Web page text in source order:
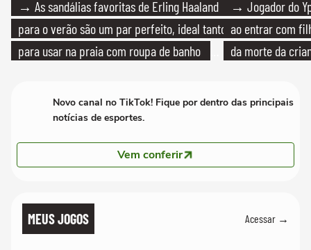
→ As sandálias favoritas de Erling Haaland
para o verão são um par perfeito, ideal tanto
para usar na praia com roupa de banho
→ Jogador do
ao entrar com
da morte da
Novo canal no TikTok! Fique por dentro das principais
notícias de esportes.
Vem conferir
MEUS JOGOS Acessar →